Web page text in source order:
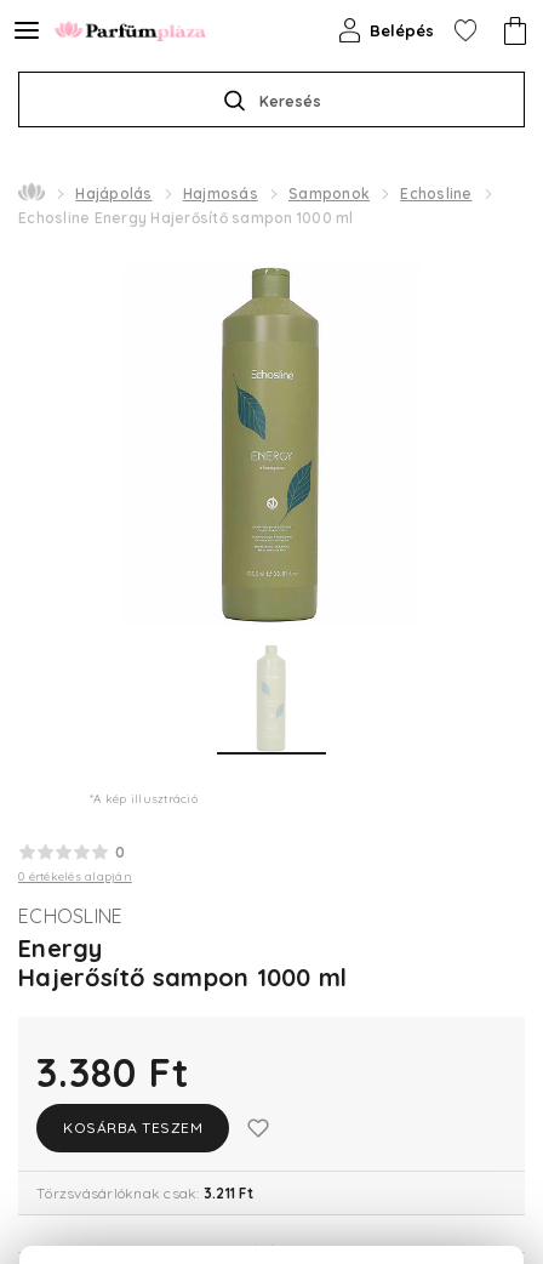
Keresés
Belépés
Hajápolás Hajmosás Samponok
Echosline
Echosline Energy Hajerősítő sampon 1000 ml
*A kép illusztráció
0
0 értékelés alapján
ECHOSLINE
Energy
Hajerősítő sampon 1000 ml
3.380 Ft
KOSÁRBA TESZEM
Törzsvásárlóknak csak: 3.211 Ft
KAPCSOLÓDÓ TERMÉKEK